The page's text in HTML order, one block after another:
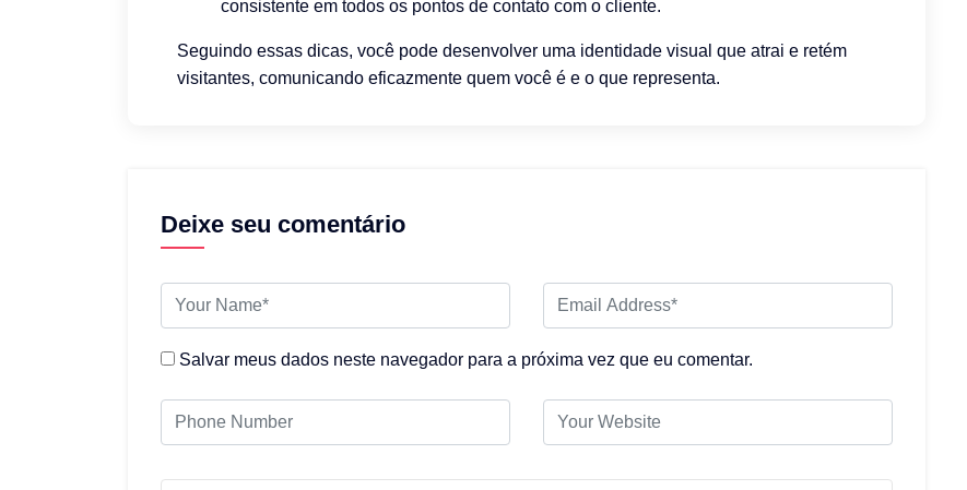
consistente em todos os pontos de contato com o cliente.
Seguindo essas dicas, você pode desenvolver uma identidade visual que atrai e retém
visitantes, comunicando eficazmente quem você é e o que representa.
Deixe seu comentário
Salvar meus dados neste navegador para a próxima vez que eu comentar.